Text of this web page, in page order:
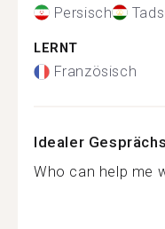
Persisch
LERNT
Französisch
Idealer
Who can help me